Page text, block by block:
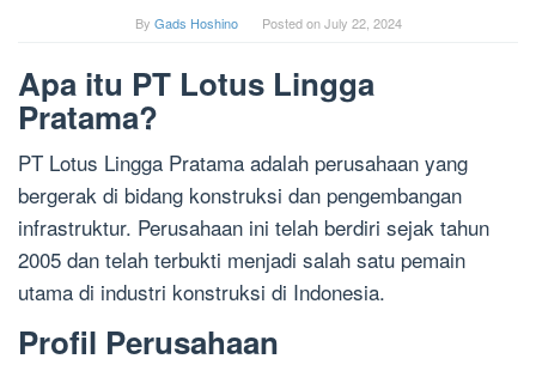
By Gads Hoshino Posted onJuly 22, 2024
Apa itu PT Lotus Lingga
Pratama?
PT Lotus Lingga Pratama adalah perusahaan yang
bergerak di bidang konstruksi dan pengembangan
infrastruktur. Perusahaan ini telah berdiri sejak tahun
2005 dan telah terbukti menjadi salah satu pemain
utama di industri konstruksi di Indonesia.
Profil Perusahaan